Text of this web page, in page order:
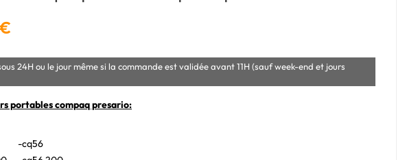
24H ou le jour même si la commande est validée avant 11H (sauf week-end et jours
portables compaq presario:
-cq56